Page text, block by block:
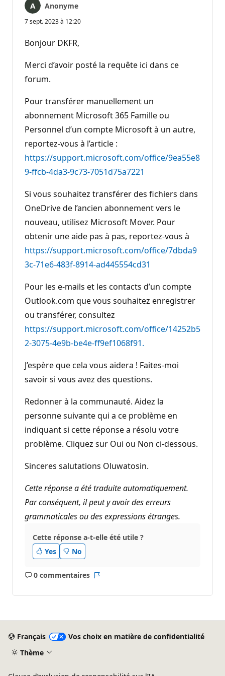
Anonyme
7 sept. 2023 à 12:20
Bonjour DKFR,
Merci d’avoir posté la requête ici dans ce
forum.
Pour transférer manuellement un
abonnement Microsoft 365 Famille ou
Personnel d’un compte Microsoft à un autre,
reportez-vous à l’article :
https://support.microsoft.com/office/9ea55e8
9-ffcb-4da3-9c73-7051d75a7221
Si vous souhaitez transférer des fichiers dans
OneDrive de l’ancien abonnement vers le
nouveau, utilisez Microsoft Mover. Pour
obtenir une aide pas à pas, reportez-vous à
https://support.microsoft.com/office/7dbda9
3c-71e6-483f-8914-ad445554cd31
Pour les e-mails et les contacts d’un compte
Outlook.com que vous souhaitez enregistrer
ou transférer, consultez
https://support.microsoft.com/office/14252b5
2-3075-4e9b-be4e-ff9ef1068f91.
J’espère que cela vous aidera ! Faites-moi
savoir si vous avez des questions.
Redonner à la communauté. Aidez la
personne suivante qui a ce problème en
indiquant si cette réponse a résolu votre
problème. Cliquez sur Oui ou Non ci-dessous.
Sinceres salutations Oluwatosin.
Cette réponse a été traduite automatiquement.
Par conséquent, il peut y avoir des erreurs
grammaticales ou des expressions étranges.
Cette réponse a-t-elle été utile ?
Yes
No
0 commentaires
Aucun
Français
Vos choix en matière de confidentialité
Thème